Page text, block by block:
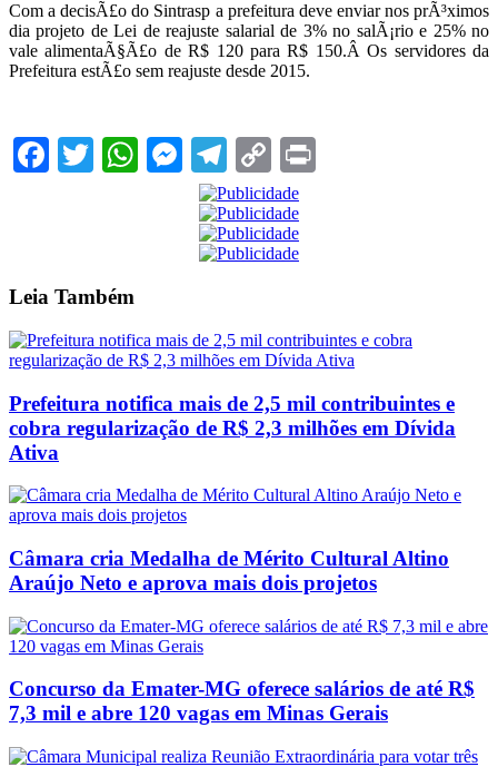
Com a decisÃ£o do Sintrasp a prefeitura deve enviar nos prÃ³ximos
dia projeto de Lei de reajuste salarial de 3% no salÃ¡rio e 25% no
vale alimentaÃ§Ã£o de R$ 120 para R$ 150.Â Os servidores da
Prefeitura estÃ£o sem reajuste desde 2015.
Facebook
TwitterWhatsApp
Messenger
Telegram
Copy
Link
Leia Também
Prefeitura notifica mais de 2,5 mil contribuintes e
cobra regularização de R$ 2,3 milhões em Dívida
Ativa
Câmara cria Medalha de Mérito Cultural Altino
Araújo Neto e aprova mais dois projetos
Concurso da Emater-MG oferece salários de até R$
7,3 mil e abre 120 vagas em Minas Gerais